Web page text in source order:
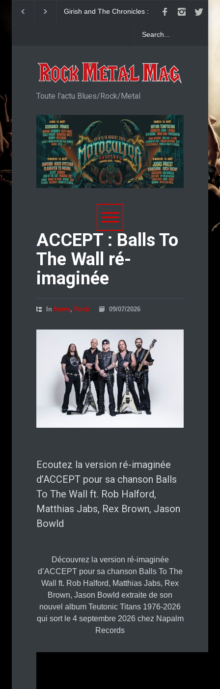
Girish and The Chronicles :
Accept : Single
imaginé
Toute l'actu Blues/Rock/Metal
ACCEPT : Balls To
The Wall ré-
imaginée
In News, Rock 09/07/2026
Ecoutez la version ré-imaginée
d’ACCEPT pour sa chanson Balls
To The Wall ft. Rob Halford,
Matthias Jabs, Rex Brown, Jason
Bowld
Découvrez la version ré-imaginée
d’ACCEPT pour sa chanson Balls To The
Wall ft. Rob Halford, Matthias Jabs, Rex
Brown, Jason Bowld extraite de son
nouvel album Teutonic Titans 1976-2026
qui sort le 4 septembre 2026 chez Napalm
Records